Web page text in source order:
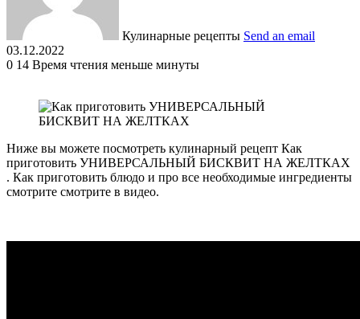
Кулинарные рецепты Send an email
03.12.2022
0 14 Время чтения меньше минуты
Ниже вы можете посмотреть кулинарный рецепт Как
приготовить УНИВЕРСАЛЬНЫЙ БИСКВИТ НА ЖЕЛТКАХ
. Как приготовить блюдо и про все необходимые ингредиенты
смотрите смотрите в видео.